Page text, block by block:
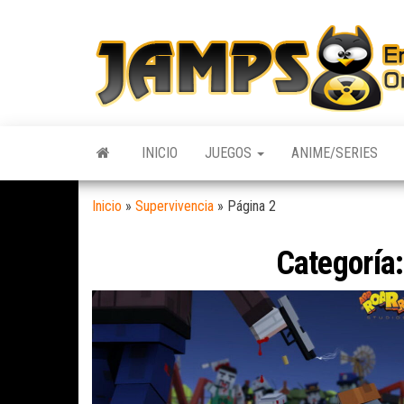
INICIO JUEGOS ANIME/SERIES
Inicio » Supervivencia » Página 2
Categoría: